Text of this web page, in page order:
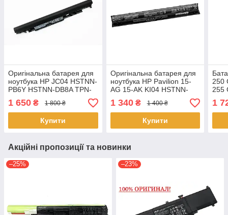
Оригінальна батарея для
ноутбука HP JC04 HSTNN-
PB6Y HSTNN-DB8A TPN-
C129
1 650 ₴ 1 800 ₴
Купити
Оригінальна батарея для
ноутбука HP Pavilion 15-
AG 15-AK KI04 HSTNN-
LB6R HSTNN-DB6T
1 340₴ 1 400 ₴
Купити
250
255
1
Акційні пропозиції та новинки
–25% –23%